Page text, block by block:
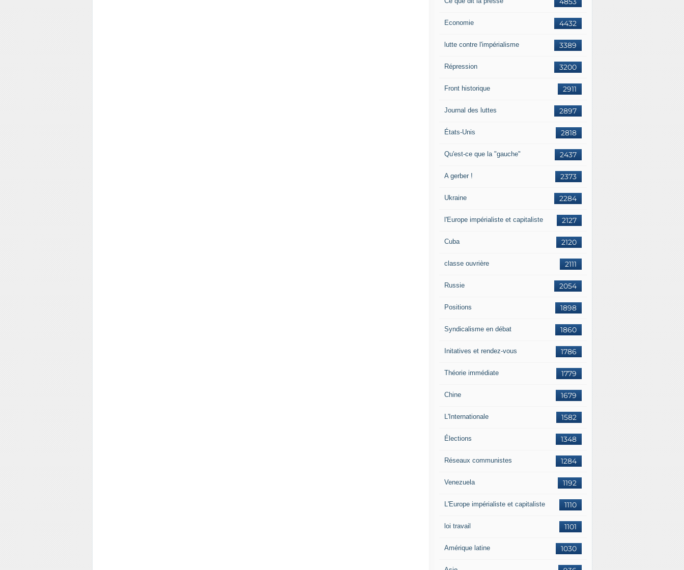
4432
Economie
3389
lutte contre l'impérialisme
3200
Répression
2911
Front historique
2897
Journal des luttes
2818
États-Unis
2437
Qu'est-ce que la "gauche"
2373
A gerber !
2284
Ukraine
2127
l'Europe impérialiste et capitaliste
2120
Cuba
2111
classe ouvrière
2054
Russie
1898
Positions
1860
Syndicalisme en débat
1786
Initatives et rendez-vous
1779
Théorie immédiate
1679
Chine
1582
L'Internationale
1348
Élections
1284
Réseaux communistes
1192
Venezuela
1110
L'Europe impérialiste et capitaliste
1101
loi travail
1030
Amérique latine